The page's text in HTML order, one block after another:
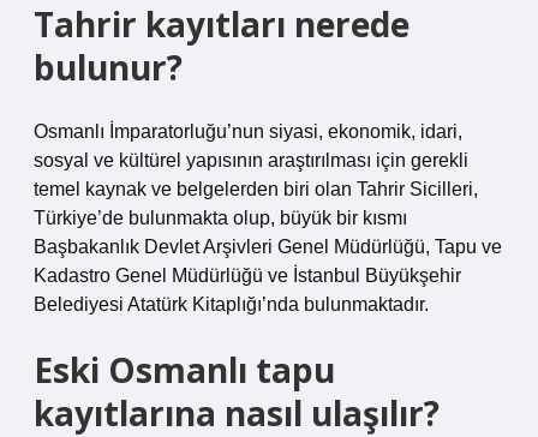
Tahrir kayıtları nerede
bulunur?
Osmanlı İmparatorluğu’nun siyasi, ekonomik, idari,
sosyal ve kültürel yapısının araştırılması için gerekli
temel kaynak ve belgelerden biri olan Tahrir Sicilleri,
Türkiye’de bulunmakta olup, büyük bir kısmı
Başbakanlık Devlet Arşivleri Genel Müdürlüğü, Tapu ve
Kadastro Genel Müdürlüğü ve İstanbul Büyükşehir
Belediyesi Atatürk Kitaplığı’nda bulunmaktadır.
Eski Osmanlı tapu
kayıtlarına nasıl ulaşılır?